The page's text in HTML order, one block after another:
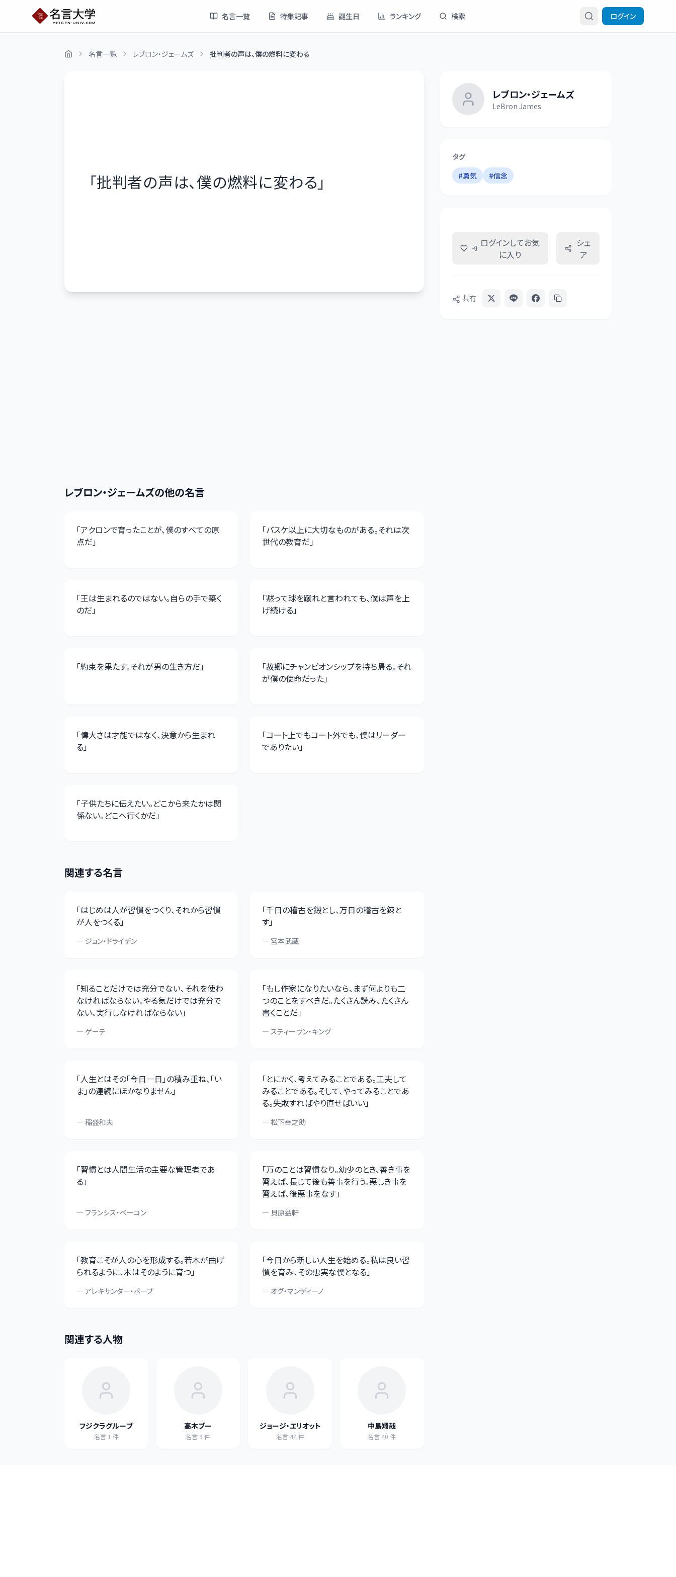
名言一覧 特集記事 誕生日 ランキング 検索 ログイン
名言一覧 レブロン・ジェームズ 批判者の声は、僕の燃料に変わる
「批判者の声は、僕の燃料に変わる 」
レブロン・ジェームズ
LeBron James
タグ
#勇気 #信念
ログインしてお気
に入り
シェ
ア
共有
レブロン・ジェームズの他の名言
「アクロンで育ったことが、僕のすべての原
点だ」
「バスケ以上に大切なものがある。それは次
世代の教育だ」
「王は生まれるのではない。自らの手で築く
のだ」
「黙って球を蹴れと言われても、僕は声を上
げ続ける」
「約束を果たす。それが男の生き方だ」 「故郷にチャンピオンシップを持ち帰る。それ
が僕の使命だった」
「偉大さは才能ではなく、決意から生まれ
る」
「コート上でもコート外でも、僕はリーダー
でありたい」
「子供たちに伝えたい。どこから来たかは関
係ない。どこへ行くかだ」
関連する名言
「はじめは人が習慣をつくり、それから習慣
が人をつくる」
— ジョン・ドライデン
「千日の稽古を鍛とし、万日の稽古を錬と
す」
— 宮本武蔵
「知ることだけでは充分でない、それを使わ
なければならない。やる気だけでは充分で
ない、実行しなければならない」
— ゲーテ
「もし作家になりたいなら、まず何よりも二
つのことをすべきだ。たくさん読み、たくさん
書くことだ」
—スティーヴン・キング
「人生とはその「今日一日」の積み重ね、「い
ま」の連続にほかなりません」
— 稲盛和夫
「とにかく、考えてみることである。工夫して
みることである。そして、やってみることであ
る。失敗すればやり直せばいい」
—松下幸之助
「習慣とは人間生活の主要な管理者であ
る」
— フランシス・ベーコン
「万のことは習慣なり。幼少のとき、善き事を
習えば、長じて後も善事を行う。悪しき事を
習えば、後悪事をなす」
— 貝原益軒
「教育こそが人の心を形成する。若木が曲げ
られるように、木はそのように育つ」
— アレキサンダー・ポープ
「今日から新しい人生を始める。私は良い習
慣を育み、その忠実な僕となる」
— オグ・マンディーノ
関連する人物
フジクラグループ
名言 1 件
高木ブー
名言 9 件
ジョージ・エリオット
名言 44件
中島翔哉
名言 40 件